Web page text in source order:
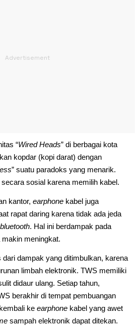
“Wired Heads” di berbagai kota
kopdar (kopi darat) dengan
” suatu paradoks yang menarik.
sosial karena memilih kabel.
kantor, earphone kabel juga
rapat daring karena tidak ada jeda
bluetooth. Hal ini berdampak pada
meningkat.
dari dampak yang ditimbulkan, karena
limbah elektronik. TWS memiliki
didaur ulang. Setiap tahun,
berakhir di tempat pembuangan
ke earphone kabel yang awet
sampah elektronik dapat ditekan.